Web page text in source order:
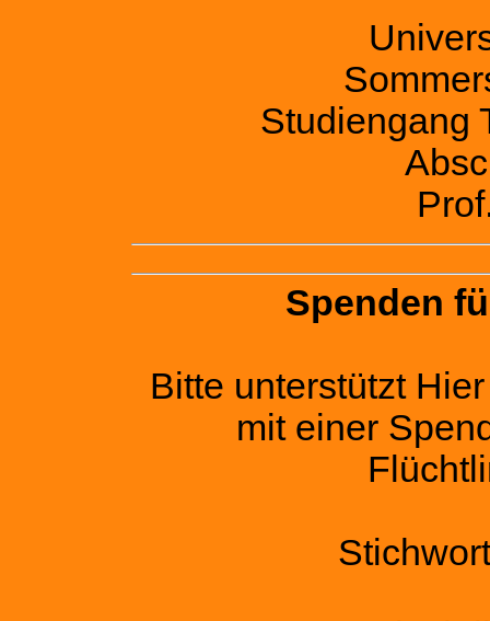
Studiengang
Spenden
Bitte unterstützt
mit einer